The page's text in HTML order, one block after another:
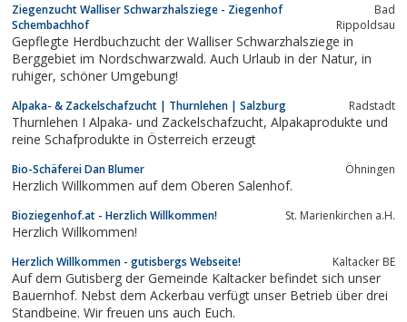
Ziegenzucht Walliser Schwarzhalsziege - Ziegenhof
Schembachhof
Bad
Rippoldsau
Gepflegte Herdbuchzucht der Walliser Schwarzhalsziege in
Berggebiet im Nordschwarzwald. Auch Urlaub in der Natur, in
ruhiger, schöner Umgebung!
Alpaka- & Zackelschafzucht | Thurnlehen | Salzburg Radstadt
Thurnlehen I Alpaka- und Zackelschafzucht, Alpakaprodukte und
reine Schafprodukte in Österreich erzeugt
Bio-Schäferei Dan Blumer Öhningen
Herzlich Willkommen auf dem Oberen Salenhof.
Bioziegenhof.at - Herzlich Willkommen! St. Marienkirchen a.H.
Herzlich Willkommen!
Herzlich Willkommen - gutisbergs Webseite! Kaltacker BE
Auf dem Gutisberg der Gemeinde Kaltacker befindet sich unser
Bauernhof. Nebst dem Ackerbau verfügt unser Betrieb über drei
Standbeine. Wir freuen uns auch Euch.